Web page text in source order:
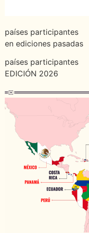
países participantes
en ediciones pasadas
países participantes
EDICIÓN 2026